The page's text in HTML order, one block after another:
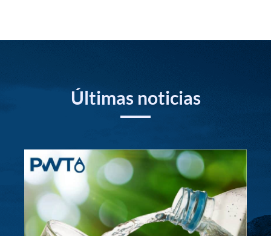
Últimas noticias